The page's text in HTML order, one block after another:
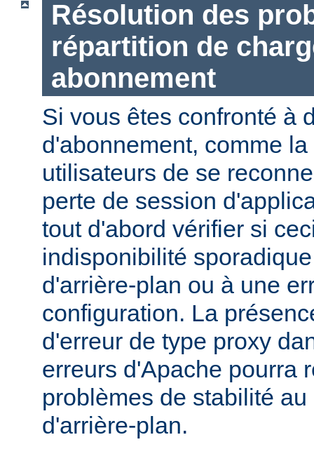
Résolution des
répartition de
abonnement
Si vous êtes confronté à
d'abonnement, comme
utilisateurs de se
perte de session
tout d'abord vérifier si
indisponibilité
d'arrière-plan ou à une
configuration. La
d'erreur de type proxy
erreurs d'Apache pourra
problèmes de stabilité
d'arrière-plan.